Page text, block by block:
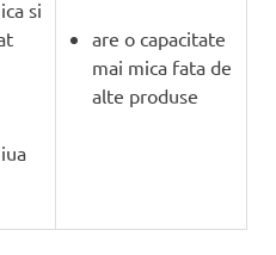
si
are o capacitate
mai mica fata de
alte produse